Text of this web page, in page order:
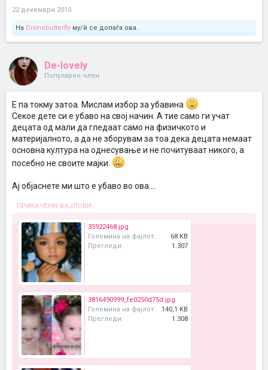
22 декември 2010
На Divinebutterfly му/ѝ се допаѓа ова.
De-lovely
Популарен член
Е па токму затоа. Мислам избор за убавина
Секое дете си е убаво на свој начин. А тие само ги учат
децата од мали да гледаат само на физичкото и
материјалното, а да не зборувам за тоа дека децата немаат
основна култура на однесување и не почитуваат никого, а
посебно не своите мајки.
Ај објаснете ми што е убаво во ова....
ПРИКАЧЕНИ ФАЈЛОВИ:
35922468.jpg
Големина на фајлот:
68 KB
Прегледи:
1.307
3816490999_fe0250d75d.jpg
Големина на фајлот:
140,1 KB
Прегледи:
1.308